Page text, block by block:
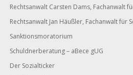
Rechtsanwalt Carsten Dams, Fachanwalt
Rechtsanwalt Jan Häußler, Fachanwalt für
Sanktionsmoratorium
Schuldnerberatung – aBece gUG
Der Sozialticker